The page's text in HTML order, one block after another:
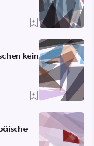
kein